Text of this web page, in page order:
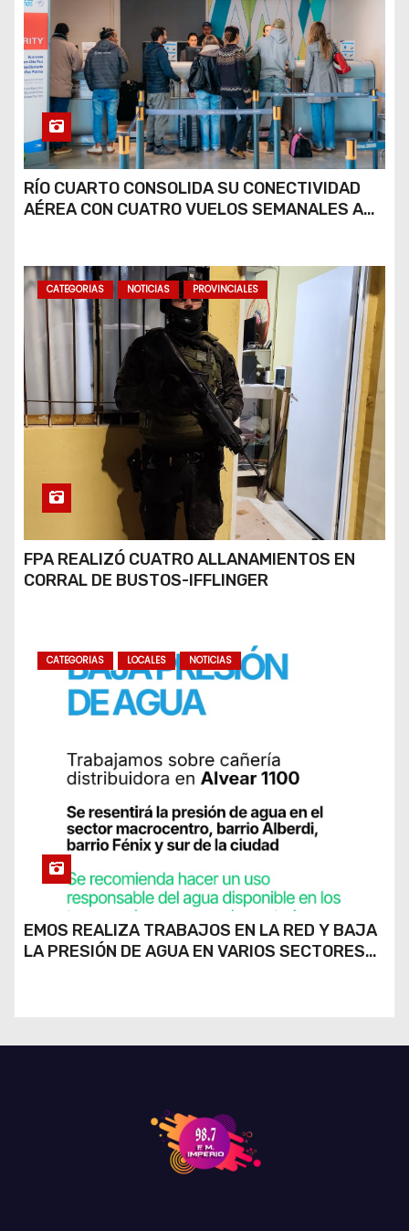
RÍO CUARTO CONSOLIDA SU CONECTIVIDAD
AÉREA CON CUATRO VUELOS SEMANALES A
CATEGORIAS NOTICIAS PROVINCIALES
FPA REALIZÓ CUATRO ALLANAMIENTOS EN
CORRAL DE BUSTOS-IFFLINGER
CATEGORIAS LOCALES NOTICIAS
EMOS REALIZA TRABAJOS EN LA RED Y BAJA
LA PRESIÓN DE AGUA EN VARIOS SECTORES